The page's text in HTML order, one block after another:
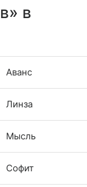
в
Аванс
Линза
Мысль
Софит